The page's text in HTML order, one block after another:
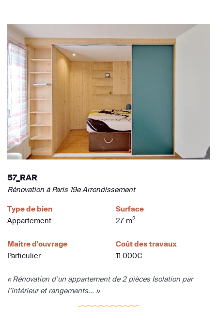
57_RAR
Rénovation à Paris 19e Arrondissement
Type de bien
Appartement
Surface
27 m2
Maître d'ouvrage
Particulier
Coût des travaux
11 000€
« Rénovation d’un appartement de 2 pièces Isolation par
l’intérieur et rangements... »